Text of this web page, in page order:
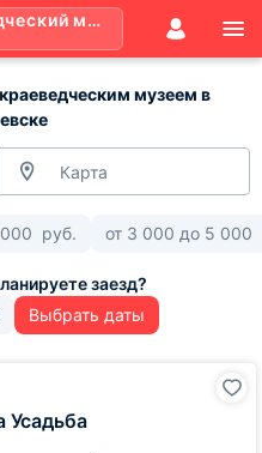
Историко-краеведческий музей
музеем в
Карта
руб. от 3 000 до 5 000
Выбрать даты
Усадьба